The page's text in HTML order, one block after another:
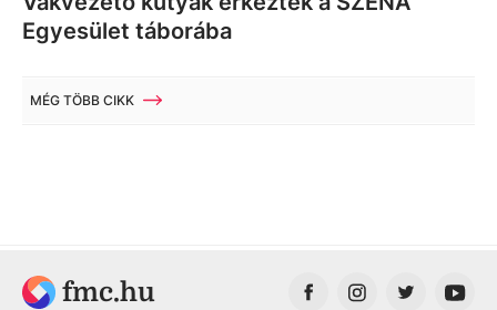
Egyesület táborába
MÉG TÖBB CIKK
fmc.hu